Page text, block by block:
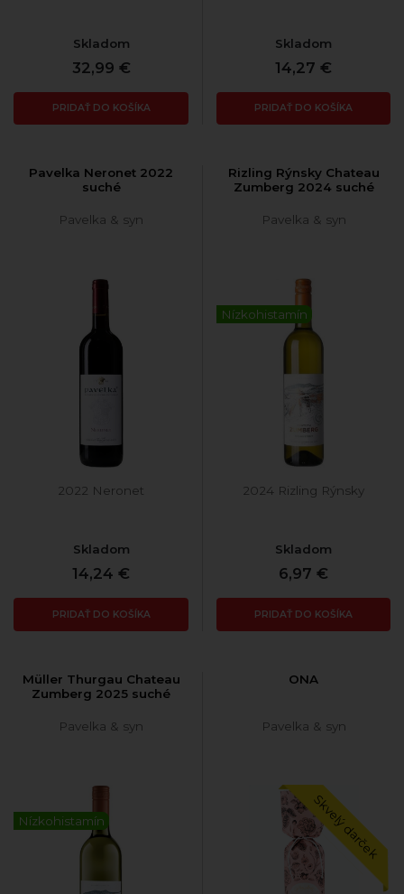
Skladom
32,99 €
PRIDAŤ DO KOŠÍKA
Skladom
14,27 €
PRIDAŤ DO KOŠÍKA
Pavelka Neronet 2022
suché
Pavelka & syn
2022 Neronet
Skladom
14,24 €
PRIDAŤ DO KOŠÍKA
Rizling Rýnsky Chateau
Zumberg 2024 suché
Pavelka & syn
Nízkohistamín
2024 Rizling Rýnsky
Skladom
6,97 €
PRIDAŤ DO KOŠÍKA
Müller Thurgau Chateau
Zumberg 2025 suché
Pavelka & syn
Nízkohistamín
ONA
Pavelka & syn
Skvelý darček